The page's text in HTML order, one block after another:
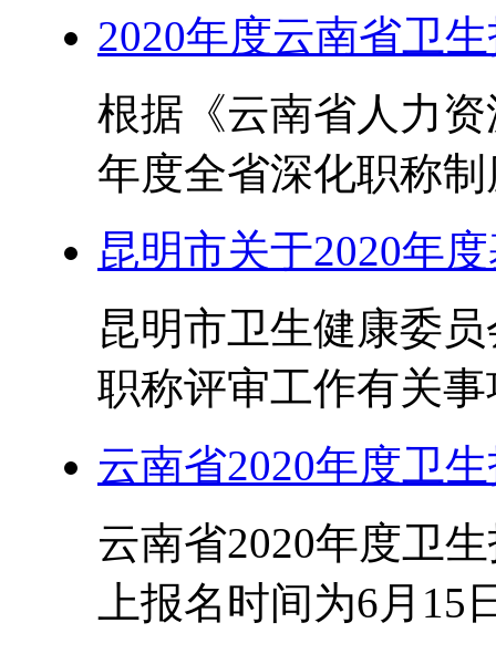
2020年度云南省卫
根据《云南省人力
年度全省深化职称
昆明市关于2020年
昆明市卫生健康委
职称评审工作有关
云南省2020年度卫
云南省2020年度卫
上报名时间为6月15